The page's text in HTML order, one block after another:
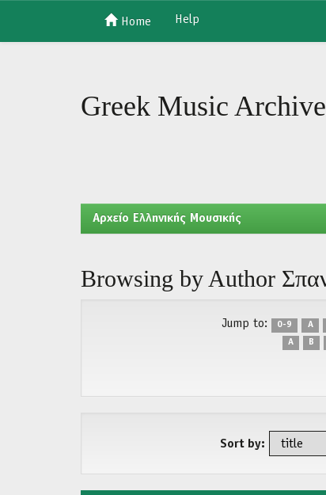
Home Help
Greek Music Archive
Aρχείο Ελληνικής Μουσικής
Browsing by Author
Jump to: 0-9 A
Α
Β
Sort by: